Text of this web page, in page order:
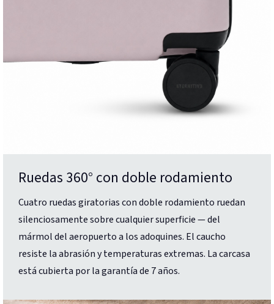
Ruedas 360° con doble rodamiento
Cuatro ruedas giratorias con doble rodamiento ruedan
silenciosamente sobre cualquier superficie — del
mármol del aeropuerto a los adoquines. El caucho
resiste la abrasión y temperaturas extremas. La carcasa
está cubierta por la garantía de 7 años.